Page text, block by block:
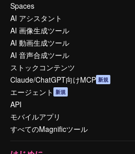
Spaces
AI アシスタント
AI 画像生成ツール
AI 動画生成ツール
AI 音声合成ツール
ストックコンテンツ
Claude/ChatGPT向けMCP 新規
エージェント 新規
API
モバイルアプリ
すべてのMagnificツール